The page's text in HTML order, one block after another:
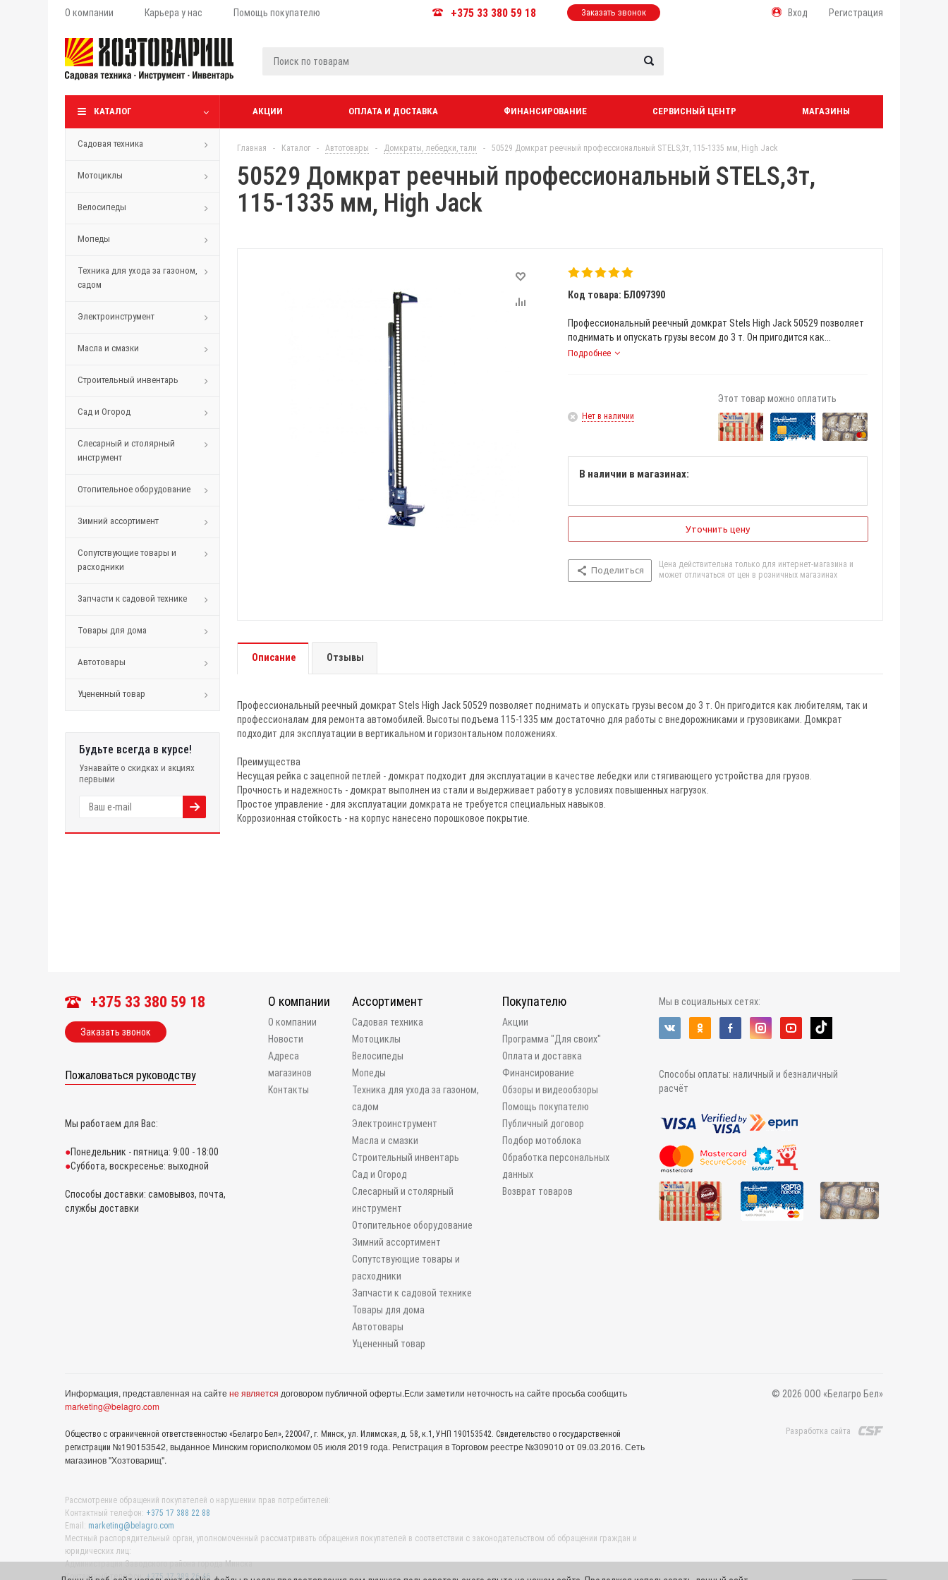
О компании Карьера у нас Помощь покупателю +375 33 380 59 18 Заказать звонок Вход Регистрация
КАТАЛОГ АКЦИИ ОПЛАТА И ДОСТАВКА ФИНАНСИРОВАНИЕ СЕРВИСНЫЙ ЦЕНТР МАГАЗИНЫ
Садовая техника
Мотоциклы
Велосипеды
Мопеды
Техника для ухода за газоном,
садом
Электроинструмент
Масла и смазки
Строительный инвентарь
Сад и Огород
Слесарный и столярный
инструмент
Отопительное оборудование
Зимний ассортимент
Сопутствующие товары и
расходники
Запчасти к садовой технике
Товары для дома
Автотовары
Уцененный товар
Будьте всегда в курсе!
Узнавайте о скидках и акциях
первыми
Главная - Каталог - Автотовары - Домкраты, лебедки, тали - 50529 Домкрат реечный профессиональный STELS,3т, 115-1335 мм, High Jack
50529 Домкрат реечный профессиональный STELS,3т,
115-1335 мм, High Jack
Код товара: БЛ097390
Профессиональный реечный домкрат Stels High Jack 50529 позволяет
поднимать и опускать грузы весом до 3 т. Он пригодится как...
Подробнее
Нет в наличии
Этот товар можно оплатить
В наличии в магазинах:
Уточнить цену
Поделиться
Цена действительна только для интернет-магазина и
может отличаться от цен в розничных магазинах
Описание Отзывы
Профессиональный реечный домкрат Stels High Jack 50529 позволяет поднимать и опускать грузы весом до 3 т. Он пригодится как любителям, так и
профессионалам для ремонта автомобилей. Высоты подъема 115-1335 мм достаточно для работы с внедорожниками и грузовиками. Домкрат
подходит для эксплуатации в вертикальном и горизонтальном положениях.
Преимущества
Несущая рейка с зацепной петлей - домкрат подходит для эксплуатации в качестве лебедки или стягивающего устройства для грузов.
Прочность и надежность - домкрат выполнен из стали и выдерживает работу в условиях повышенных нагрузок.
Простое управление - для эксплуатации домкрата не требуется специальных навыков.
Коррозионная стойкость - на корпус нанесено порошковое покрытие.
+375 33 380 59 18
Заказать звонок
Пожаловаться руководству
Мы работаем для Вас:
Понедельник - пятница: 9:00 - 18:00
Суббота, воскресенье: выходной
Способы доставки: самовывоз, почта,
службы доставки
О компании
О компании
Новости
Адреса
магазинов
Контакты
Ассортимент
Садовая техника
Мотоциклы
Велосипеды
Мопеды
Техника для ухода за газоном,
садом
Электроинструмент
Масла и смазки
Строительный инвентарь
Сад и Огород
Слесарный и столярный
инструмент
Отопительное оборудование
Зимний ассортимент
Сопутствующие товары и
расходники
Запчасти к садовой технике
Товары для дома
Автотовары
Уцененный товар
Покупателю
Акции
Программа "Для своих"
Оплата и доставка
Финансирование
Обзоры и видеообзоры
Помощь покупателю
Публичный договор
Подбор мотоблока
Обработка персональных
данных
Возврат товаров
Мы в социальных сетях:
Способы оплаты: наличный и безналичный
расчёт
Информация, представленная на сайте не является договором публичной оферты.Если заметили неточность на сайте просьба сообщить
marketing@belagro.com
Общество с ограниченной ответственностью «Белагро Бел», 220047, г. Минск, ул. Илимская, д. 58, к.1, УНП 190153542. Свидетельство о государственной
регистрации №190153542, выданное Минcким горисполкомом 05 июля 2019 года. Регистрация в Торговом реестре №309010 от 09.03.2016. Сеть
магазинов "Хозтоварищ".
Рассмотрение обращений покупателей о нарушении прав потребителей:
Контактный телефон: +375 17 388 22 88
Email: marketing@belagro.com
Местный распорядительный орган, уполномоченный рассматривать обращения покупателей в соответствии с законодательством об обращении граждан и
юридических лиц:
Администрация Заводского района города Минска
Контактный телефон:+375 17 389 26 46
© 2026 ООО «Белагро Бел»
Разработка сайта